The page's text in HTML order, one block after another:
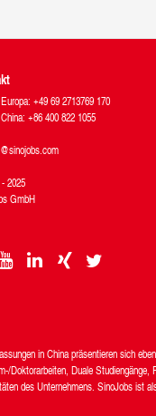
+49 69 2713769 170
+86 400 822 1055
2025
GmbH
in China präsentieren sich
Doktorarbeiten, Duale Studiengänge,
des Unternehmens. SinoJobs ist